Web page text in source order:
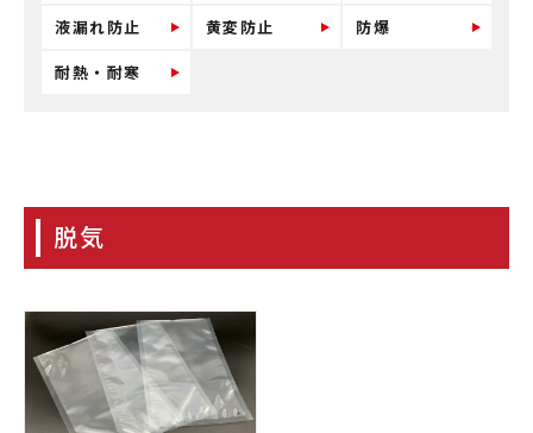
液漏れ防止 黄変防止
防爆
耐熱・耐寒
脱気